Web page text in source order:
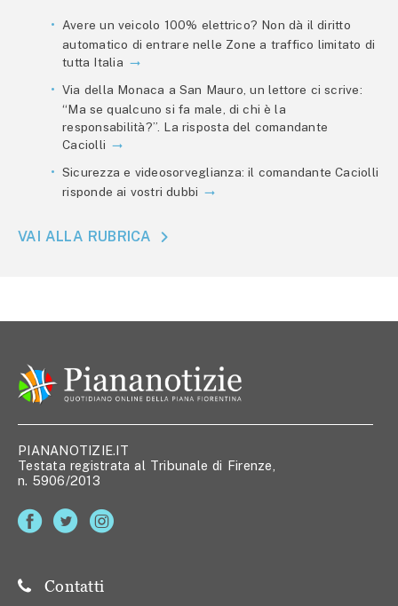
Avere un veicolo 100% elettrico? Non dà il diritto
automatico di entrare nelle Zone a traffico limitato di
tutta Italia
Via della Monaca a San Mauro, un lettore ci scrive:
“Ma se qualcuno si fa male, di chi è la
responsabilità?”. La risposta del comandante
Caciolli
Sicurezza e videosorveglianza: il comandante Caciolli
risponde ai vostri dubbi
VAI ALLA RUBRICA
PIANANOTIZIE.IT
Testata registrata al Tribunale di Firenze,
n. 5906/2013
Contatti